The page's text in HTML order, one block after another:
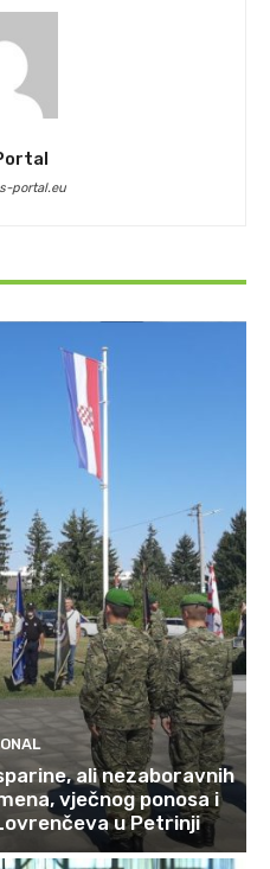
portal.eu
ali nezaboravnih
vječnog ponosa i
u Petrinji